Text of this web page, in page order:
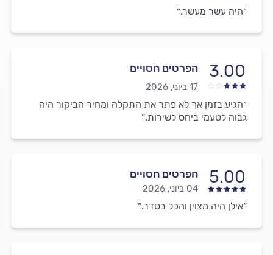
״היה עשר מעשר.״
3.00 הפרטים חסויים
17 ביוני, 2026
״הגיע בזמן אך לא פתר את התקלה ומחיר הביקור היה
גבוה לטעמי ביחס לשירות.״
5.00 הפרטים חסויים
04 ביוני, 2026
״אילן היה מצוין והכל בסדר.״